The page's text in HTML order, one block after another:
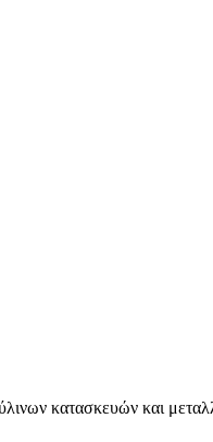
κατασκευών και